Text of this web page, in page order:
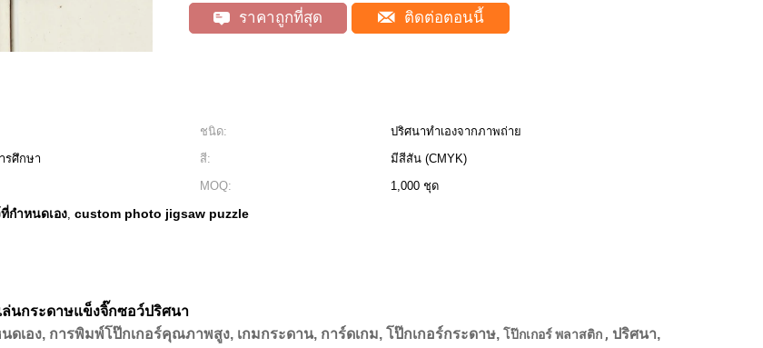
ราคาถูกที่สุด ติดต่อตอนนี้
ชนิด:
ปริศนาทำเองจากภาพถ่าย
รศึกษา สี:
มีสีสัน (CMYK)
MOQ:
1,000 ชุด
กำหนดเอง, custom photo jigsaw puzzle
ล่นกระดาษแข็งจิ๊กซอว์ปริศนา
ดเอง, การพิมพ์โป๊กเกอร์คุณภาพสูง, เกมกระดาน, การ์ดเกม, โป๊กเกอร์กระดาษ, โป๊กเกอร์พลาสติก , ปริศนา,